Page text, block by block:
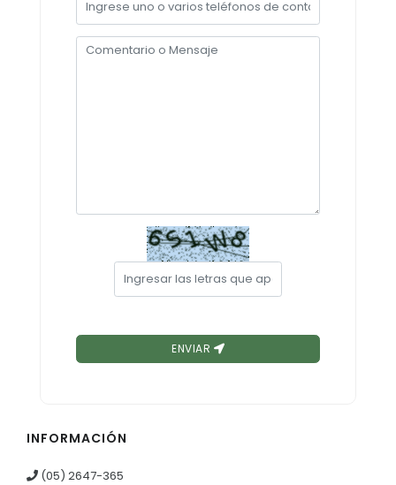
Convocatorias
GESTIÓN ADMINISTRATIVA
PRESUPUESTO: EJECUCIÓN Y REPORTES
Cédulas presupuestarias y balances
Procesos de contratación
Obras y proyectos
REPRESENTANTES DE LA ASAMBLEA PARROQUIAL
REPRESENTANTES DEL CONSEJO DE PLANIFICACIÓN
ENVIAR
INFORMACIÓN
(05) 2647-365